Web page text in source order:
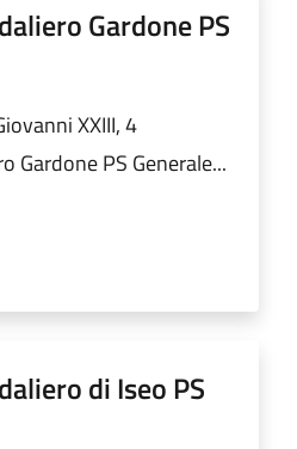
Gardone PS
XXIII, 4
Gardone PS Generale...
di Iseo PS